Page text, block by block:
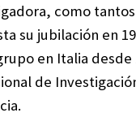
como
su jubilación en
en Italia
de